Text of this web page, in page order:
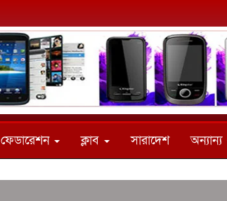
ফেডারেশন ক্লাব সারাদেশ অন্যান্য